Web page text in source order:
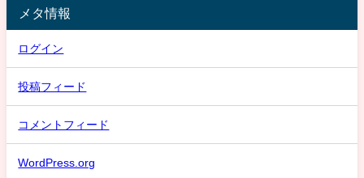
メタ情報
ログイン
投稿フィード
コメントフィード
WordPress.org